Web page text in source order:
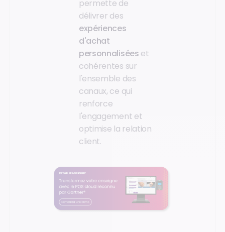
permette de
délivrer des
expériences
d'achat
personnalisées et
cohérentes sur
l'ensemble des
canaux, ce qui
renforce
l'engagement et
optimise la relation
client.